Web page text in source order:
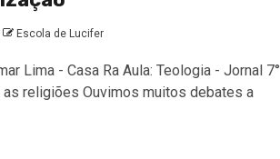
Escola de Lucifer
Lima - Casa Ra Aula: Teologia - Jornal 7°
as religiões Ouvimos muitos debates a